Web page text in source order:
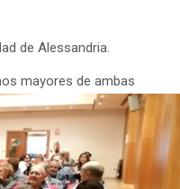
de Alessandria.
mayores de ambas